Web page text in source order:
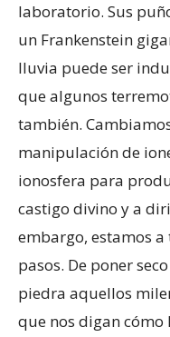
laboratorio. Sus
un Frankenstein
lluvia puede ser
que algunos
también.
manipulación de
ionosfera para
castigo divino y a
embargo, estamos a
pasos. De poner
piedra aquellos
que nos digan cómo